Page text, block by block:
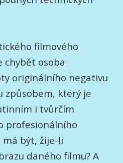
filmového
osoba
originálního negativu
způsobem, který je
i tvůrčím
profesionálního
být, žije-li
daného filmu? A